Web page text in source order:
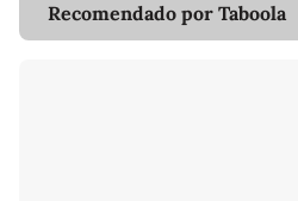
Recomendado por Taboola